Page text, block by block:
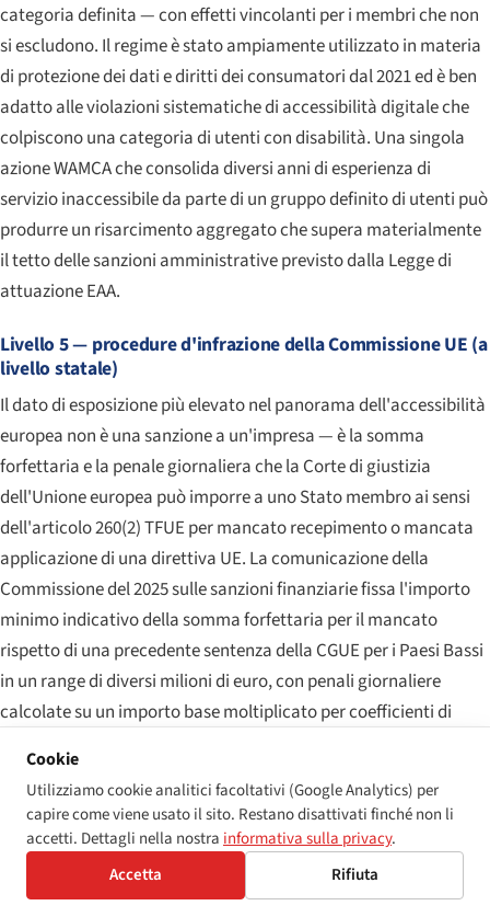
categoria definita — con effetti vincolanti per i membri che non
si escludono. Il regime è stato ampiamente utilizzato in materia
di protezione dei dati e diritti dei consumatori dal 2021 ed è ben
adatto alle violazioni sistematiche di accessibilità digitale che
colpiscono una categoria di utenti con disabilità. Una singola
azione WAMCA che consolida diversi anni di esperienza di
servizio inaccessibile da parte di un gruppo definito di utenti può
produrre un risarcimento aggregato che supera materialmente
il tetto delle sanzioni amministrative previsto dalla Legge di
attuazione EAA.
Livello 5 — procedure d'infrazione della Commissione UE (a
livello statale)
Il dato di esposizione più elevato nel panorama dell'accessibilità
europea non è una sanzione a un'impresa — è la somma
forfettaria e la penale giornaliera che la Corte di giustizia
dell'Unione europea può imporre a uno Stato membro ai sensi
dell'articolo 260(2) TFUE per mancato recepimento o mancata
applicazione di una direttiva UE. La comunicazione della
Commissione del 2025 sulle sanzioni finanziarie fissa l'importo
minimo indicativo della somma forfettaria per il mancato
rispetto di una precedente sentenza della CGUE per i Paesi Bassi
in un range di diversi milioni di euro, con penali giornaliere
calcolate su un importo base moltiplicato per coefficienti di
un forte livello di recepimento della WAD e non sono stati
oggetto di procedure d'infrazione aperte in materia di
accessibilità; il rischio correlato alla EAA rimane un dossier da
seguire con attenzione per il periodo 2026–2028 per qualsiasi
Stato membro in cui l'infrastruttura nazionale di applicazione
Cookie
Utilizziamo cookie analitici facoltativi (Google Analytics) per
capire come viene usato il sito. Restano disattivati finché non li
accetti. Dettagli nella nostra informativa sulla privacy.
Accetta
Rifiuta